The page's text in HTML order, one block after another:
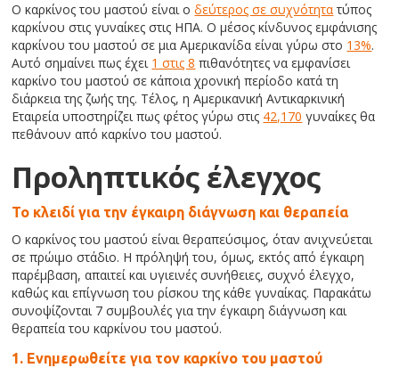
Ο καρκίνος του μαστού είναι οδεύτερος σε συχνότητα τύπος
καρκίνου στις γυναίκες στις ΗΠΑ. Ο μέσος κίνδυνος εμφάνισης
καρκίνου του μαστού σε μια Αμερικανίδα είναι γύρω στο 13%.
Αυτό σημαίνει πως έχει 1 στις 8 πιθανότητες να εμφανίσει
καρκίνο του μαστού σε κάποια χρονική περίοδο κατά τη
διάρκεια της ζωής της. Τέλος, η Αμερικανική Αντικαρκινική
Εταιρεία υποστηρίζει πως φέτος γύρω στις 42,170 γυναίκες θα
πεθάνουν από καρκίνο του μαστού.
Προληπτικός έλεγχος
Το κλειδί για την έγκαιρη διάγνωση και θεραπεία
Ο καρκίνος του μαστού είναι θεραπεύσιμος, όταν ανιχνεύεται
σε πρώιμο στάδιο. Η πρόληψή του, όμως, εκτός από έγκαιρη
παρέμβαση, απαιτεί και υγιεινές συνήθειες, συχνό έλεγχο,
καθώς και επίγνωση του ρίσκου της κάθε γυναίκας. Παρακάτω
συνοψίζονται 7 συμβουλές για την έγκαιρη διάγνωση και
θεραπεία του καρκίνου του μαστού.
1. Ενημερωθείτε για τον καρκίνο του μαστού